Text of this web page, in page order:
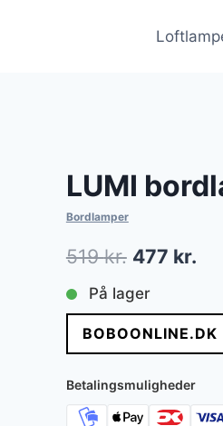
LUMI
Bordlamper
519kr. Den
oprindelige
pris
var:
519 kr..
477 kr.Den
er:
På lager
Betalingsmuligheder